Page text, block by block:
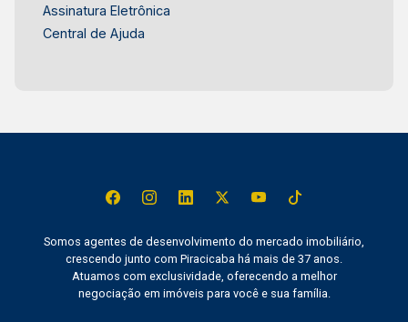
Assinatura Eletrônica
Central de Ajuda
Somos agentes de desenvolvimento do mercado imobiliário,
crescendo junto com Piracicaba há mais de 37 anos.
Atuamos com exclusividade, oferecendo a melhor
negociação em imóveis para você e sua família.